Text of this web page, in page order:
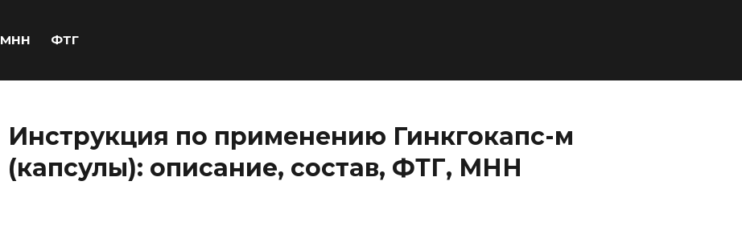
МНН ФТГ
Инструкция по применению Гинкгокапс-м
(капсулы): описание, состав, ФТГ, МНН